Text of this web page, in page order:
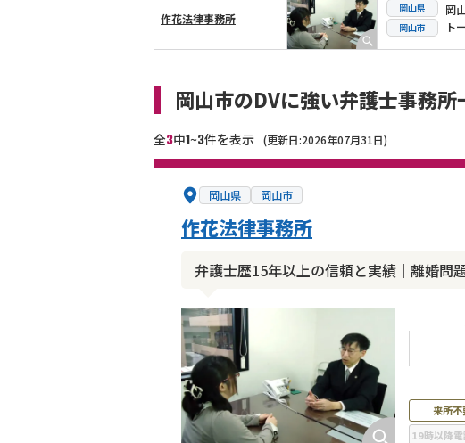
横スクロール可能
作花法律事務所
岡山県
岡山市
岡
ト
岡山市のDVに強い弁護士事務所
全3中1~3件を表示 (更新日:2026年07月31日)
岡山県 岡山市
弁護士歴15年以上の信頼と実績｜離婚問
作花法律事務所
来所不
19時以降